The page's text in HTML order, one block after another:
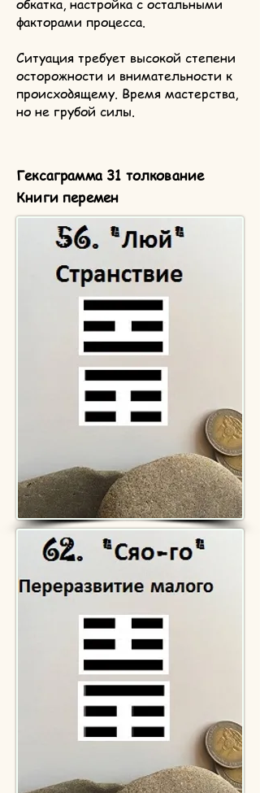
обкатка, настройка с остальными
факторами процесса.
Ситуация требует высокой степени
осторожности и внимательности к
происходящему. Время мастерства,
но не грубой силы.
Гексаграмма 31 толкование
Книги перемен